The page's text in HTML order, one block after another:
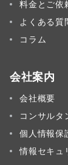
料金とご依
よくある質
コラム
会社案内
会社概要
コンサルタ
個人情報保
情報セキュ